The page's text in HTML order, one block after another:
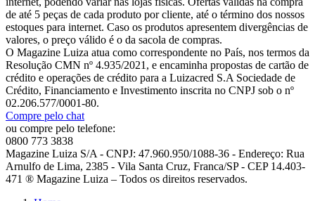
de até 5 peças de cada produto por cliente, até o término dos nossos
estoques para internet. Caso os produtos apresentem divergências de
valores, o preço válido é o da sacola de compras.
O Magazine Luiza atua como correspondente no País, nos termos da
Resolução CMN nº 4.935/2021, e encaminha propostas de cartão de
crédito e operações de crédito para a Luizacred S.A Sociedade de
Crédito, Financiamento e Investimento inscrita no CNPJ sob o nº
02.206.577/0001-80.
Compre pelo chat
ou compre pelo telefone:
0800 773 3838
Magazine Luiza S/A - CNPJ: 47.960.950/1088-36 - Endereço: Rua
Arnulfo de Lima, 2385 - Vila Santa Cruz, Franca/SP - CEP 14.403-
471 ® Magazine Luiza – Todos os direitos reservados.